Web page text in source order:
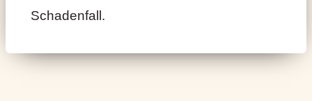
Schadenfall.